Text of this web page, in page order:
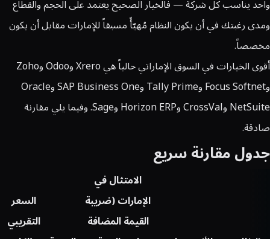
واحد يناسب كل شركة — فالخيار الصحيح يعتمد على الحجم والقطاع
ومدى رغبتك في أن يكون النظام مُهيّأً مسبقاً للإمارات مقابل أن يكون
مخصصاً.
أقوى الخيارات في السوق الإماراتي حالياً هي Xrero وOdoo وZoho
وFocus Softnet وTally Prime وSAP Business One وOracle
NetSuite وCrossVal وHorizon ERP وSage. وفيما يلي مقارنة
صادقة.
جدول مقارنة سريع
الامتثال في
الإمارات (ضريبة
القيمة المضافة
السعر
التقريبي